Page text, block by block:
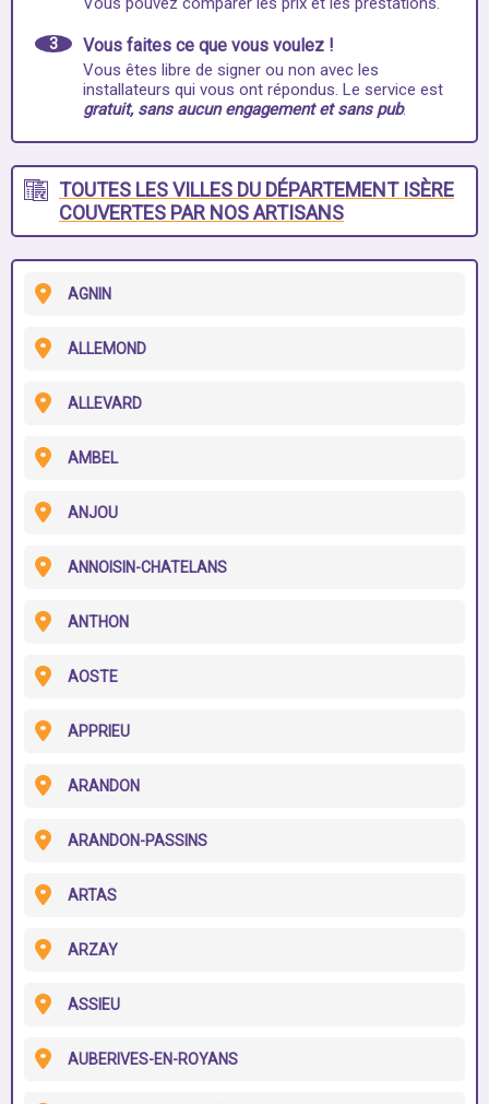
3 Vous faites ce que vous voulez !
Vous êtes libre de signer ou non avec les
installateurs qui vous ont répondus. Le service est
gratuit, sans aucun engagement et sans pub.
TOUTES LES VILLES DU DÉPARTEMENT ISÈRE
COUVERTES PAR NOS ARTISANS
AGNIN
ALLEMOND
ALLEVARD
AMBEL
ANJOU
ANNOISIN-CHATELANS
ANTHON
AOSTE
APPRIEU
ARANDON
ARANDON-PASSINS
ARTAS
ARZAY
ASSIEU
AUBERIVES-EN-ROYANS